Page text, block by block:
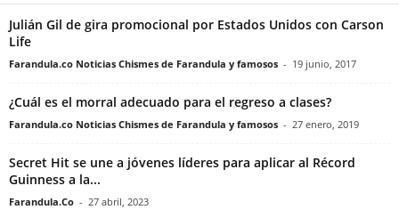
Julián Gil de gira promocional por Estados Unidos con Carson
Life
Farandula.co Noticias Chismes de Farandula y famosos - 19 junio, 2017
¿Cuál es el morral adecuado para el regreso a clases?
Farandula.co Noticias Chismes de Farandula y famosos - 27 enero, 2019
Secret Hit se une a jóvenes líderes para aplicar al Récord
Guinness a la...
Farandula.Co - 27 abril, 2023